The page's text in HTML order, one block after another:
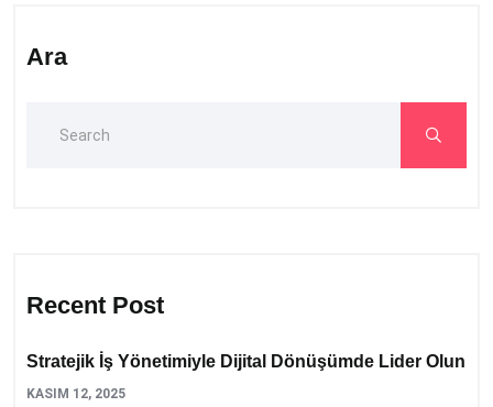
Ara
Recent Post
Stratejik İş Yönetimiyle Dijital Dönüşümde Lider Olun
KASIM 12, 2025